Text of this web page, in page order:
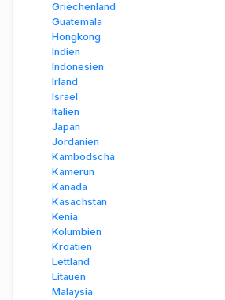
Griechenland
Guatemala
Hongkong
Indien
Indonesien
Irland
Israel
Italien
Japan
Jordanien
Kambodscha
Kamerun
Kanada
Kasachstan
Kenia
Kolumbien
Kroatien
Lettland
Litauen
Malaysia